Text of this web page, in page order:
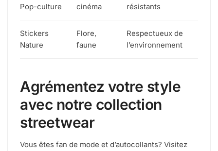
Pop-culture
cinéma
résistants
Stickers
Nature
Flore,
faune
Respectueux de
l’environnement
Agrémentez votre style
avec notre collection
streetwear
Vous êtes fan de mode et d’autocollants? Visitez